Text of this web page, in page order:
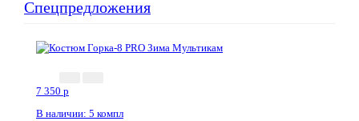
Спецпредложения
7 350 p
В наличии: 5 компл